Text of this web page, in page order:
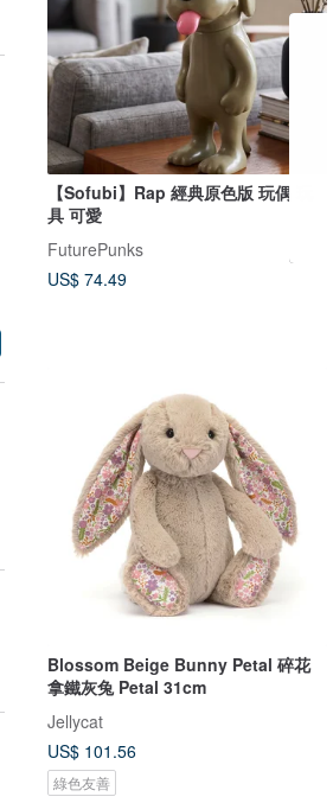
【Sofubi】Rap 經典原色版 玩偶 玩
具 可愛
FuturePunks
US$ 74.49
Blossom Beige Bunny Petal 碎花
拿鐵灰兔 Petal 31cm
Jellycat
US$ 101.56
綠色友善